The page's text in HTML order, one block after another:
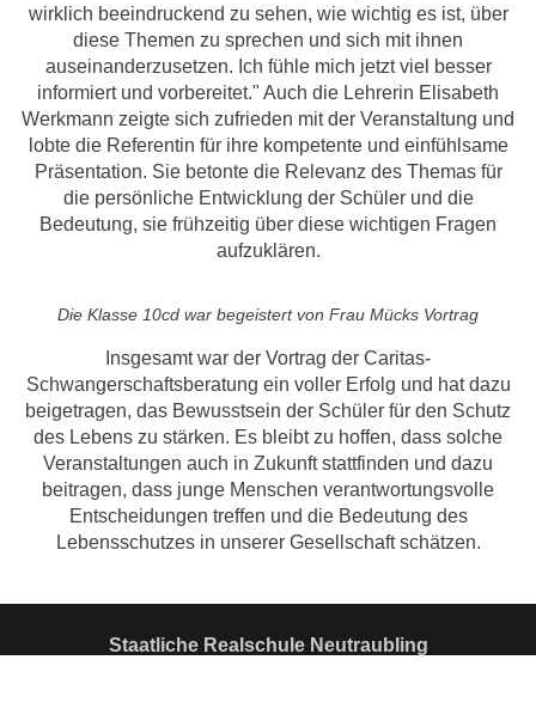
wirklich beeindruckend zu sehen, wie wichtig es ist, über
diese Themen zu sprechen und sich mit ihnen
auseinanderzusetzen. Ich fühle mich jetzt viel besser
informiert und vorbereitet." Auch die Lehrerin Elisabeth
Werkmann zeigte sich zufrieden mit der Veranstaltung und
lobte die Referentin für ihre kompetente und einfühlsame
Präsentation. Sie betonte die Relevanz des Themas für
die persönliche Entwicklung der Schüler und die
Bedeutung, sie frühzeitig über diese wichtigen Fragen
aufzuklären.
Die Klasse 10cd war begeistert von Frau Mücks Vortrag
Insgesamt war der Vortrag der Caritas-
Schwangerschaftsberatung ein voller Erfolg und hat dazu
beigetragen, das Bewusstsein der Schüler für den Schutz
des Lebens zu stärken. Es bleibt zu hoffen, dass solche
Veranstaltungen auch in Zukunft stattfinden und dazu
beitragen, dass junge Menschen verantwortungsvolle
Entscheidungen treffen und die Bedeutung des
Lebensschutzes in unserer Gesellschaft schätzen.
Staatliche Realschule Neutraubling